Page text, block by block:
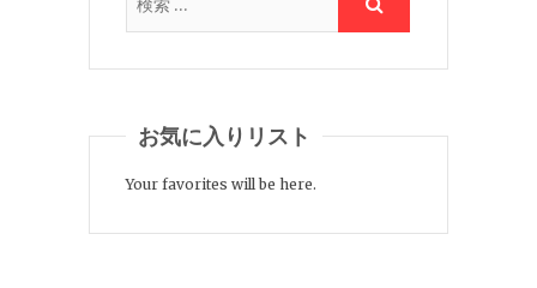
お気に入りリスト
Your favorites will be here.